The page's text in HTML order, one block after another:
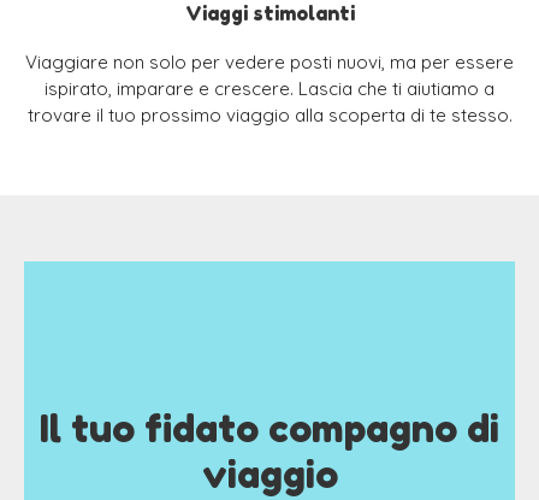
Viaggi stimolanti
Viaggiare non solo per vedere posti nuovi, ma per essere
ispirato, imparare e crescere. Lascia che ti aiutiamo a
trovare il tuo prossimo viaggio alla scoperta di te stesso.
Il tuo fidato compagno di
viaggio